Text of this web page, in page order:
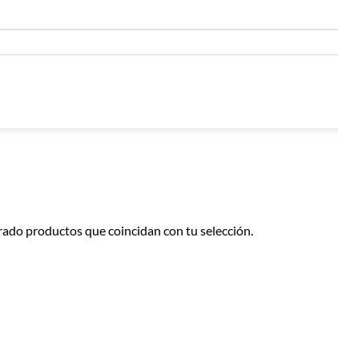
productos que coincidan con tu selección.